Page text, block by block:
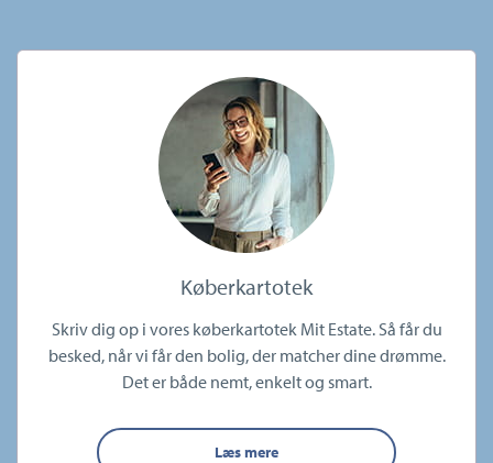
Køberkartotek
Skriv dig op i vores køberkartotek Mit Estate. Så får du
besked, når vi får den bolig, der matcher dine drømme.
Det er både nemt, enkelt og smart.
Læs mere